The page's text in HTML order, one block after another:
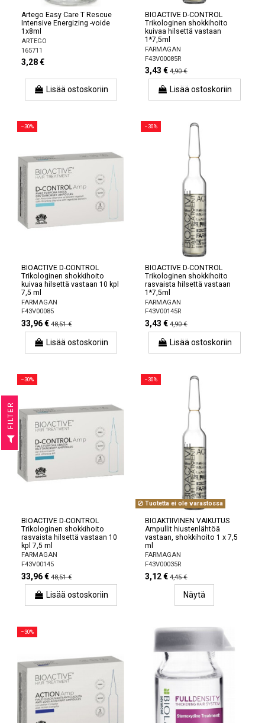
Artego Easy Care T Rescue
Intensive Energizing -voide
1x8ml
ARTEGO
165711
3,28 €
Lisää ostoskoriin
BIOACTIVE D-CONTROL
Trikologinen shokkihoito
kuivaa hilsettä vastaan ​​
1*7,5ml
FARMAGAN
F43V00085R
3,43 € 4,90 €
Lisää ostoskoriin
−30%
BIOACTIVE D-CONTROL
Trikologinen shokkihoito
kuivaa hilsettä vastaan ​​10 kpl
7,5 ml
FARMAGAN
F43V00085
33,96 € 48,51 €
Lisää ostoskoriin
−30%
BIOACTIVE D-CONTROL
Trikologinen shokkihoito
rasvaista hilsettä vastaan ​​
1*7,5ml
FARMAGAN
F43V00145R
3,43 € 4,90 €
Lisää ostoskoriin
−30%
BIOACTIVE D-CONTROL
Trikologinen shokkihoito
rasvaista hilsettä vastaan ​​10
kpl 7,5 ml
FARMAGAN
F43V00145
33,96 € 48,51 €
Lisää ostoskoriin
−30%
Tuotetta ei ole varastossa
BIOAKTIIVINEN VAIKUTUS
Ampullit hiustenlähtöä
vastaan, shokkihoito 1 x 7,5
ml
FARMAGAN
F43V00035R
3,12 € 4,45 €
Näytä
−30%
R